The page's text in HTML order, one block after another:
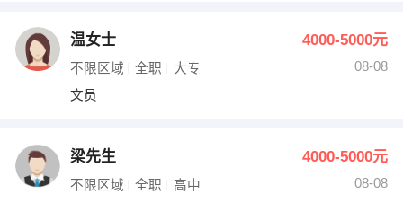
温女士 4000-5000元
不限区域 全职 大专
08-08
文员
梁先生 4000-5000元
不限区域 全职 高中
08-08